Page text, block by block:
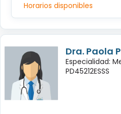
Horarios disponibles
Dra. Paola
Especialidad:
PD45212ESSS